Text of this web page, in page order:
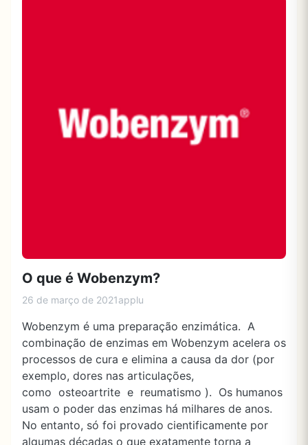
O que é Wobenzym?
26 de março de 2021applu
Wobenzym é uma preparação enzimática. A
combinação de enzimas em Wobenzym acelera os
processos de cura e elimina a causa da dor (por
exemplo, dores nas articulações,
como osteoartrite e reumatismo ). Os humanos
usam o poder das enzimas há milhares de anos.
No entanto, só foi provado cientificamente por
algumas décadas o que exatamente torna a